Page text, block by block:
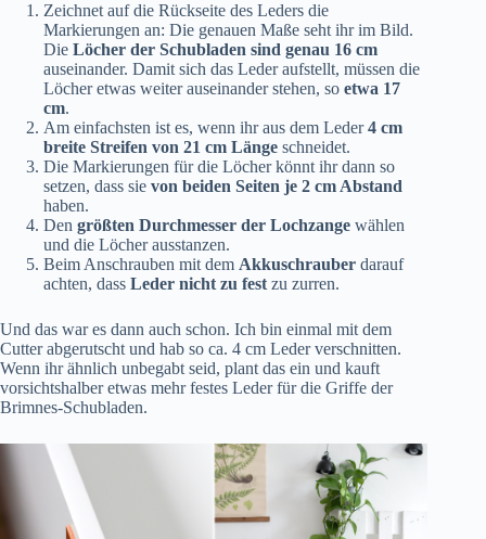
Zeichnet auf die Rückseite des Leders die
Markierungen an: Die genauen Maße seht ihr im Bild.
Die Löcher der Schubladen sind genau 16 cm
auseinander. Damit sich das Leder aufstellt, müssen die
Löcher etwas weiter auseinander stehen, so etwa 17
cm.
Am einfachsten ist es, wenn ihr aus dem Leder4 cm
breite Streifen von 21 cm Länge schneidet.
Die Markierungen für die Löcher könnt ihr dann so
setzen, dass sie von beiden Seiten je 2 cm Abstand
haben.
Den größten Durchmesser der Lochzange wählen
und die Löcher ausstanzen.
Beim Anschrauben mit dem Akkuschrauber darauf
achten, dass Leder nicht zu fest zu zurren.
Und das war es dann auch schon. Ich bin einmal mit dem
Cutter abgerutscht und hab so ca. 4 cm Leder verschnitten.
Wenn ihr ähnlich unbegabt seid, plant das ein und kauft
vorsichtshalber etwas mehr festes Leder für die Griffe der
Brimnes-Schubladen.